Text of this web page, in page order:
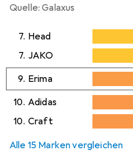
Quelle: Galaxus
7. Head
10,6%
7. JAKO
10,6%
9. Erima
11,6%
10. Adidas
11,7%
10. Craft
Alle 15 Marken vergleichen